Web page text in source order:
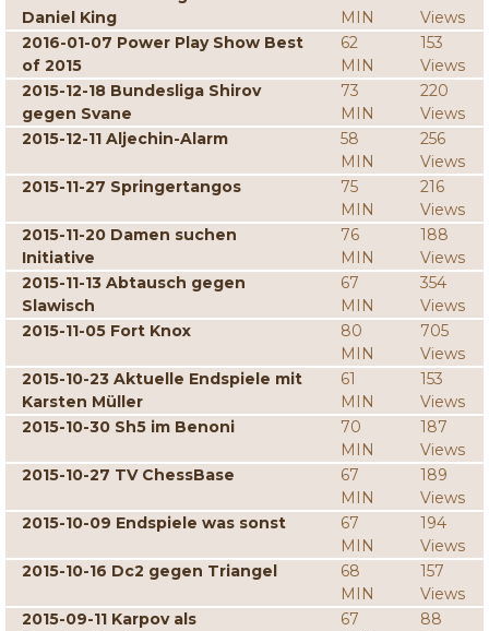
Daniel King
MIN
Views
2016-01-07 Power Play Show Best
of 2015
62
MIN
153
Views
2015-12-18 Bundesliga Shirov
gegen Svane
73
MIN
220
Views
2015-12-11 Aljechin-Alarm
58
MIN
256
Views
2015-11-27 Springertangos
75
MIN
216
Views
2015-11-20 Damen suchen
Initiative
76
MIN
188
Views
2015-11-13 Abtausch gegen
Slawisch
67
MIN
354
Views
2015-11-05 Fort Knox
80
MIN
705
Views
2015-10-23 Aktuelle Endspiele mit
Karsten Müller
61
MIN
153
Views
2015-10-30 Sh5 im Benoni
70
MIN
187
Views
2015-10-27 TV ChessBase
67
MIN
189
Views
2015-10-09 Endspiele was sonst
67
MIN
194
Views
2015-10-16 Dc2 gegen Triangel
68
MIN
157
Views
2015-09-11 Karpov als
67
88